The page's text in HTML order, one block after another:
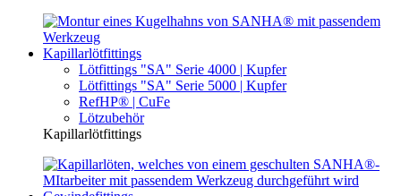
Kapillarlötfittings
Lötfittings "SA" Serie 4000 | Kupfer
Lötfittings "SA" Serie 5000 | Kupfer
RefHP® | CuFe
Lötzubehör
Kapillarlötfittings